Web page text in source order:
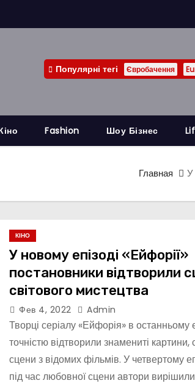
Популярні тегі Євробачення
Fashion Шоу Бізнес
Главная У
КІНО
У новому епізоді «Ейфорії»
постановники відтворили
світового мистецтва
Фев 4, 2022 Admin
Творці серіалу «Ейфорія» в останньому
точністю відтворили знамениті картини,
сцени з відомих фільмів. У четвертому
під час любовної сцени автори